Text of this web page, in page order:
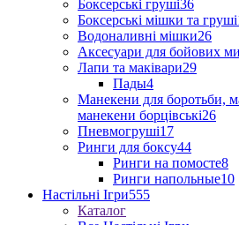
Боксерські груші36
Боксерські мішки та груші
Водоналивні мішки26
Аксесуари для бойових
Лапи та маківари29
Пады4
Манекени для боротьби,
манекени борцівські26
Пневмогруші17
Ринги для боксу44
Ринги на помосте8
Ринги напольные10
Настільні Ігри555
Каталог